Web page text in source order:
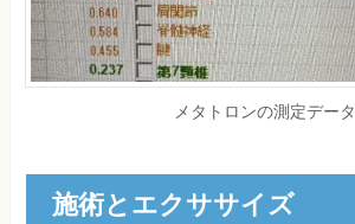
メタトロンの測定データ
施術とエクササイズ